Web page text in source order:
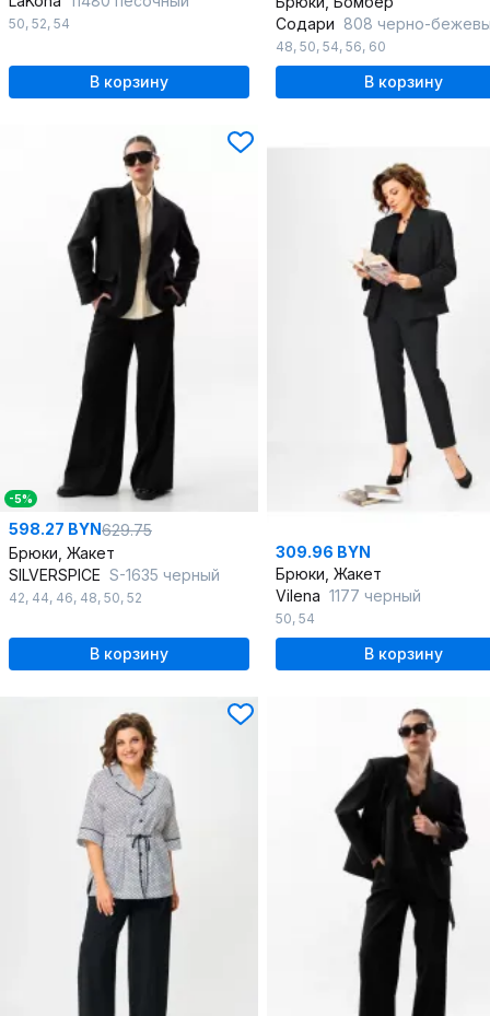
50, 52, 54
В корзину
Содари 808 черно-
48, 50, 54, 56, 60
В корзину
-5%
598.27 BYN629.75
Брюки, Жакет
SILVERSPICE S-1635 черный
42, 44, 46, 48, 50, 52
В корзину
309.96 BYN
Брюки, Жакет
Vilena 1177 черный
50, 54
В корзину